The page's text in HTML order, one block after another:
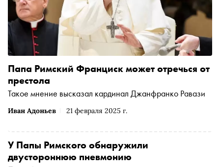
Иван Адоньев 21 февраля 2025 г.
Папа Римский Франциск может отречься от
престола
Такое мнение высказал кардинал Джанфранко Равази
У Папы Римского обнаружили
двустороннюю пневмонию